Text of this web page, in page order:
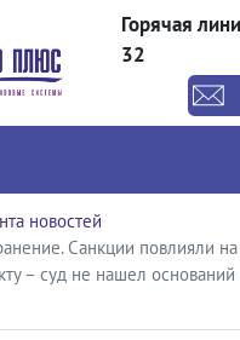
Горячая
32
новостей
Санкции повлияли
– суд не нашел